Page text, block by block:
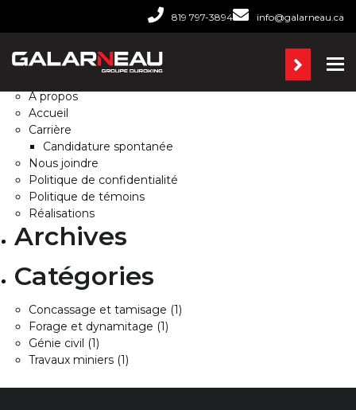
819 797-3894 info@galarneau.ca
Pages
À propos
Accueil
Carrière
Candidature spontanée
Nous joindre
Politique de confidentialité
Politique de témoins
Réalisations
Archives
Catégories
Concassage et tamisage (1)
Forage et dynamitage (1)
Génie civil (1)
Travaux miniers (1)